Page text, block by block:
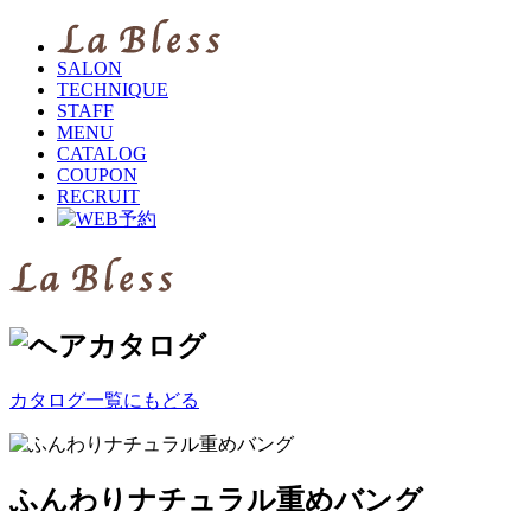
SALON
TECHNIQUE
STAFF
MENU
CATALOG
COUPON
RECRUIT
カタログ一覧にもどる
ふんわりナチュラル重めバング